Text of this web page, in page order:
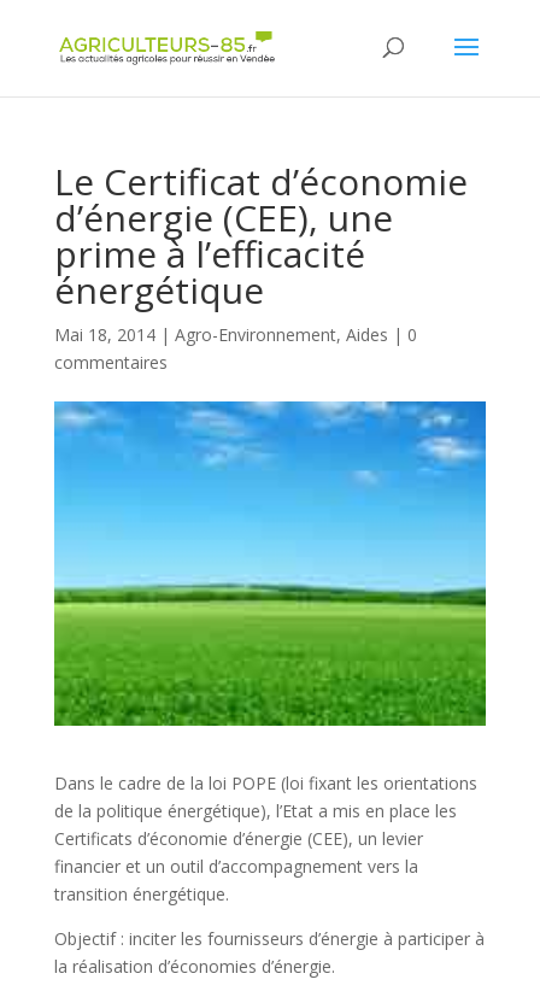
Le Certificat d’économie
d’énergie (CEE), une
prime à l’efficacité
énergétique
Mai 18, 2014| Agro-Environnement, Aides | 0
commentaires
Dans le cadre de la loi POPE (loi fixant les orientations
de la politique énergétique), l’Etat a mis en place les
Certificats d’économie d’énergie (CEE), un levier
financier et un outil d’accompagnement vers la
transition énergétique.
Objectif : inciter les fournisseurs d’énergie à participer à
la réalisation d’économies d’énergie.